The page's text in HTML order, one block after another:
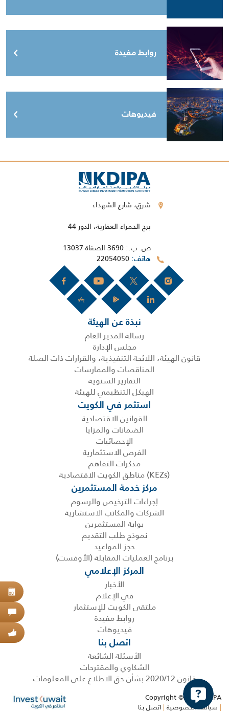
روابط مفيدة
فيديوهات
شرق، شارع الشهداء
برج الحمراء العقارية، الدور 44
ص. ب.: 3690 الصفاة 13037
هاتف
نبذة عن الهيئة
رسالة المدير العام
مجلس الإدارة
قانون الهيئة، اللائحة التنفيذية، والقرارات ذات الصلة
المناقصات والممارسات
التقارير السنوية
الهيكل التنظيمي للهيئة
استثمر في الكويت
القوانين الاقتصادية
الضمانات والمزايا
الإحصائيات
الفرص الاستثمارية
مذكرات التفاهم
(KEZs) مناطق الكويت الاقتصادية
مركز خدمة المستثمرين
إجراءات الترخيص والرسوم
الشركات والمكاتب الاستشارية
بوابة المستثمرين
نموذج طلب التقديم
حجز المواعيد
برنامج العمليات المقابلة (الأوفست)
المركز الإعلامي
الأخبار
في الإعلام
ملتقى الكويت للإستثمار
روابط مفيدة
فيديوهات
اتصل بنا
الأسئلة الشائعة
الشكاوي والمقترحات
قانون 2020/12 بشأن حق الاطلاع على المعلومات
Copyright © 2026 KDIPA
| سياسة الخصوصية | اتصل بنا
08